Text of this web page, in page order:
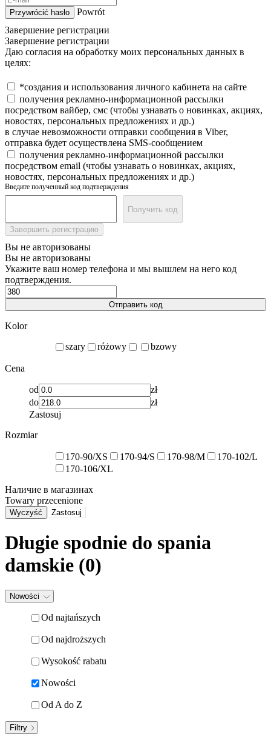
Przywrócić hasło
Powrót
Завершение регистрации
Завершение регистрации
Даю согласия на обработку моих персональных данных в
целях:
*создания и использования личного кабинета на сайте
получения рекламно-информационной рассылки
посредством вайбер, смс (чтобы узнавать о новинках, акциях,
новостях, персональных предложениях и др.)
в случае невозможности отправки сообщения в Viber,
отправка будет осуществлена SMS-сообщением
получения рекламно-информационной рассылки
посредством email (чтобы узнавать о новинках, акциях,
новостях, персональных предложениях и др.)
Введите полученный код подтверждения
Получить код
Завершить регистрацию
Вы не авторизованы
Вы не авторизованы
Укажите ваш номер телефона и мы вышлем на него код
подтверждения.
Отправить код
Kolor
szary
różowy bzowy
Cena
od
zł
do
zł
Zastosuj
Rozmiar
170-90/XS 170-94/S 170-98/M
170-102/L
170-106/XL
Наличие в магазинах
Towary przecenione
Wyczyść Zastosuj
Długie spodnie do spania
damskie (0)
Nowości
Od najtańszych
Od najdroższych
Wysokość rabatu
Nowości
Od A do Z
Filtry